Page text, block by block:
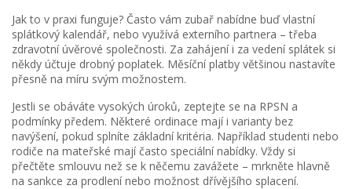
Jak to v praxi funguje? Často vám zubař nabídne buď vlastní
splátkový kalendář, nebo využívá externího partnera – třeba
zdravotní úvěrové společnosti. Za zahájení i za vedení splátek si
někdy účtuje drobný poplatek. Měsíční platby většinou nastavíte
přesně na míru svým možnostem.
Jestli se obáváte vysokých úroků, zeptejte se na RPSN a
podmínky předem. Některé ordinace mají i varianty bez
navýšení, pokud splníte základní kritéria. Například studenti nebo
rodiče na mateřské mají často speciální nabídky. Vždy si
přečtěte smlouvu než se k něčemu zavážete – mrkněte hlavně
na sankce za prodlení nebo možnost dřívějšího splacení.